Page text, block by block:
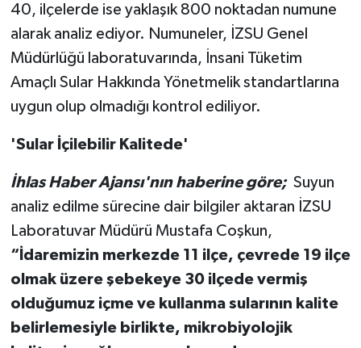
40, ilçelerde ise yaklaşık 800 noktadan numune
alarak analiz ediyor. Numuneler, İZSU Genel
Müdürlüğü laboratuvarında, İnsani Tüketim
Amaçlı Sular Hakkında Yönetmelik standartlarına
uygun olup olmadığı kontrol ediliyor.
'Sular İçilebilir Kalitede'
İhlas Haber Ajansı'nın haberine göre; Suyun
analiz edilme sürecine dair bilgiler aktaran İZSU
Laboratuvar Müdürü Mustafa Coşkun,
“İdaremizin merkezde 11 ilçe, çevrede 19 ilçe
olmak üzere şebekeye 30 ilçede vermiş
olduğumuz içme ve kullanma sularının kalite
belirlemesiyle birlikte, mikrobiyolojik